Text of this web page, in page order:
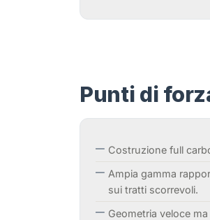
Punti di
Costruzione full
Ampia gamma
sui tratti scorrevoli.
Geometria veloce